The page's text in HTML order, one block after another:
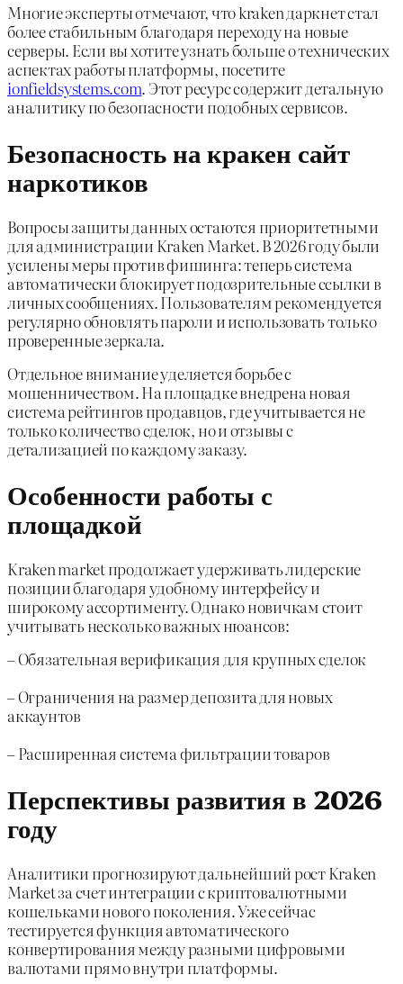
Многие эксперты отмечают, что kraken даркнет стал
более стабильным благодаря переходу на новые
серверы. Если вы хотите узнать больше о технических
аспектах работы платформы, посетите
ionfieldsystems.com. Этот ресурс содержит детальную
аналитику по безопасности подобных сервисов.
Безопасность на кракен сайт
наркотиков
Вопросы защиты данных остаются приоритетными
для администрации Kraken Market. В 2026 году были
усилены меры против фишинга: теперь система
автоматически блокирует подозрительные ссылки в
личных сообщениях. Пользователям рекомендуется
регулярно обновлять пароли и использовать только
проверенные зеркала.
Отдельное внимание уделяется борьбе с
мошенничеством. На площадке внедрена новая
система рейтингов продавцов, где учитывается не
только количество сделок, но и отзывы с
детализацией по каждому заказу.
Особенности работы с
площадкой
Kraken market продолжает удерживать лидерские
позиции благодаря удобному интерфейсу и
широкому ассортименту. Однако новичкам стоит
учитывать несколько важных нюансов:
– Обязательная верификация для крупных сделок
– Ограничения на размер депозита для новых
аккаунтов
– Расширенная система фильтрации товаров
Перспективы развития в 2026
году
Аналитики прогнозируют дальнейший рост Kraken
Market за счет интеграции с криптовалютными
кошельками нового поколения. Уже сейчас
тестируется функция автоматического
конвертирования между разными цифровыми
валютами прямо внутри платформы.